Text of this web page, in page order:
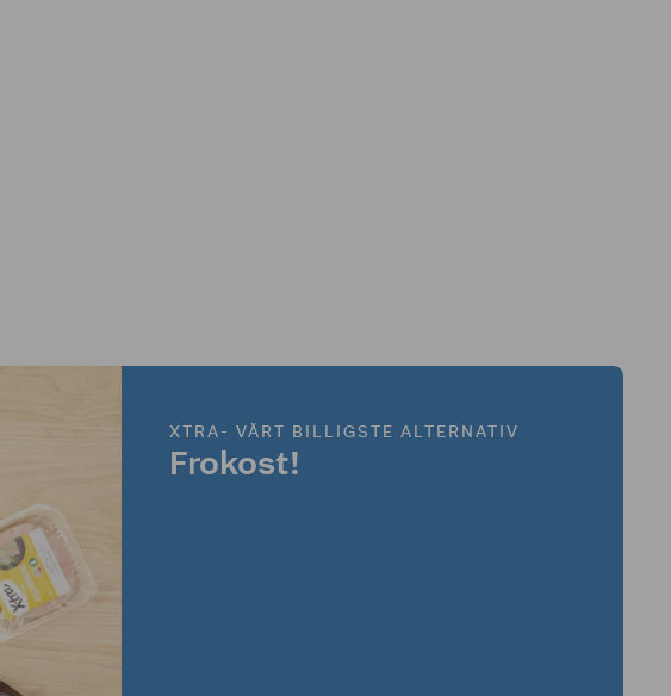
XTRA- VÅRT BILLIGSTE ALTERNATIV
Frokost!